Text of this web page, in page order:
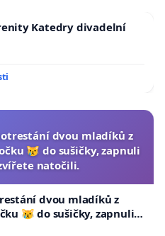
Katedry divadelní
dvou mladíků z
😿 do sušičky, zapnuli
natočili.
dvou mladíků z
😿 do sušičky, zapnuli ji